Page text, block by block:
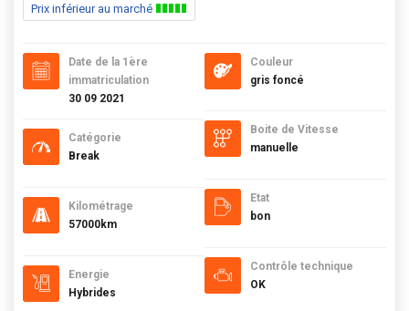
Prix inférieur au marché
Date de la 1ère
immatriculation
30 09 2021
Catégorie
Break
Kilométrage
57000km
Energie
Hybrides
Couleur
gris foncé
Boite de Vitesse
manuelle
Etat
bon
Contrôle technique
OK